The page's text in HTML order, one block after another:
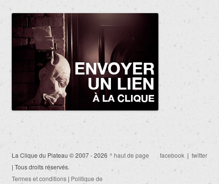
La Clique du Plateau © 2007 - 2026
| Tous droits réservés.
Termes et conditions | Politique de
^ haut de page facebook | twitter